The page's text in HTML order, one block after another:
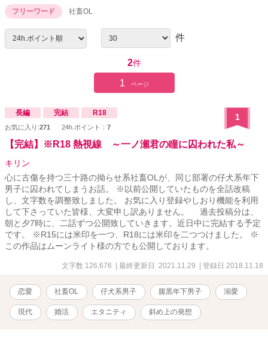
フリーワード 社畜OL
件
2件
1 ページ
長編 完結 R18
お気に入り:271 24h.ポイント： 7
1
【完結】※R18 熱視線 ～一ノ瀬君の瞳に囚われた私～
キリン
心に古傷を持つ三十路の拗らせ系社畜OLが、同じ部署の仔犬系年下
男子に囚われてしまうお話。 ※以前公開していたものを全話改稿
し、文字数を調整致しました。 お気に入り登録やしおり機能を利用
して下さっていた皆様、大変申し訳ありません。 過去投稿分は、
朝と夕7時に、二話ずつ公開致していきます。近日中に完結する予定
です。 ※R15には米印を一つ、R18には米印を二つつけました。 ※
この作品はムーンライト様の方でも公開しております。
文字数 126,676 | 最終更新日 2021.11.29 | 登録日 2018.11.18
恋愛 社畜OL 仔犬系男子 腹黒年下男子 溺愛
現代 婚活 エタニティ 斜め上の発想